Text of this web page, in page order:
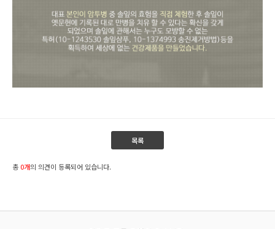
목록
총 0개의 의견이 등록되어 있습니다.